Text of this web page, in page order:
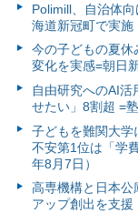
Polimill、自治体
海道新冠町で実施
今の子どもの夏
変化を実感=朝日
自由研究へのAI
せたい」8割超 =
子どもを難関大学
不安第1位は「学
年8月7日）
高専機構と日本公
アップ創出を支援